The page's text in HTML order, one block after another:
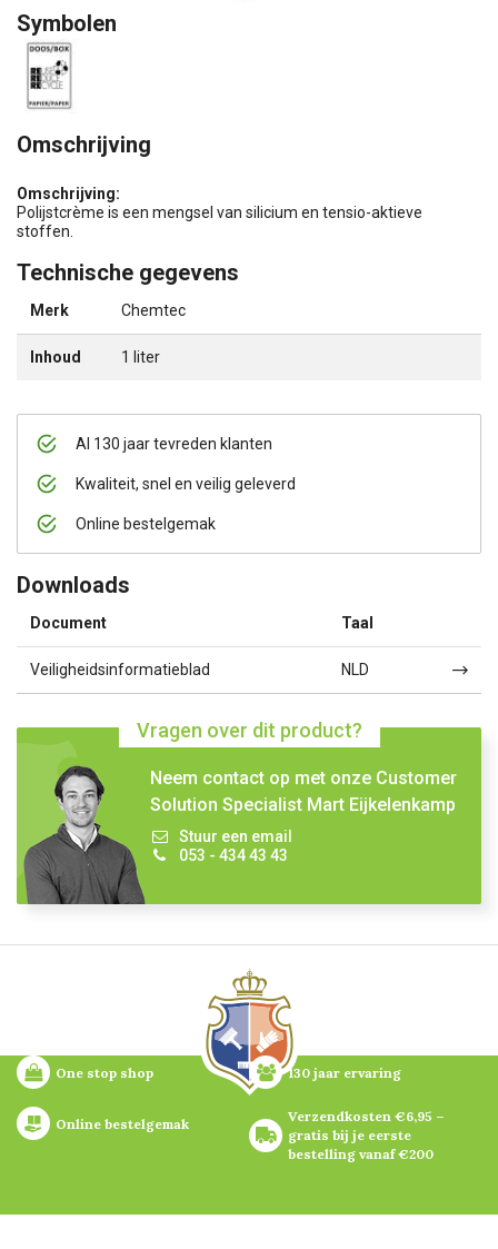
Al 130 jaar tevreden klanten
Kwaliteit, snel en veilig geleverd
Online bestelgemak
Downloads
Document Taal
Veiligheidsinformatieblad NLD
Vragen over dit product?
Neem contact op met onze Customer
Solution Specialist Mart Eijkelenkamp
Stuur een email
053 - 434 43 43
Symbolen
Omschrijving
Omschrijving:
Polijstcrème is een mengsel van silicium en tensio-aktieve
stoffen.
Technische gegevens
Merk Chemtec
Inhoud 1 liter
One stop shop 130 jaar ervaring
Online bestelgemak
Verzendkosten €6,95 –
gratis bij je eerste
bestelling vanaf €200